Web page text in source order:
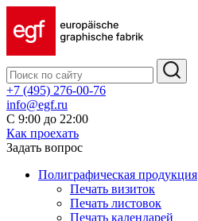
+7 (495) 276-00-76
info@egf.ru
С 9:00 до 22:00
Как проехать
Задать вопрос
Полиграфическая продукция
Печать визиток
Печать листовок
Печать календарей